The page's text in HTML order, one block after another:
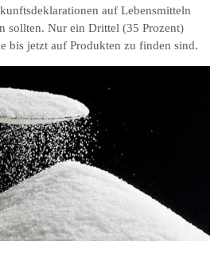
auf Lebensmitteln
sollten. Nur ein Drittel (35 Prozent)
bis jetzt auf Produkten zu finden sind.